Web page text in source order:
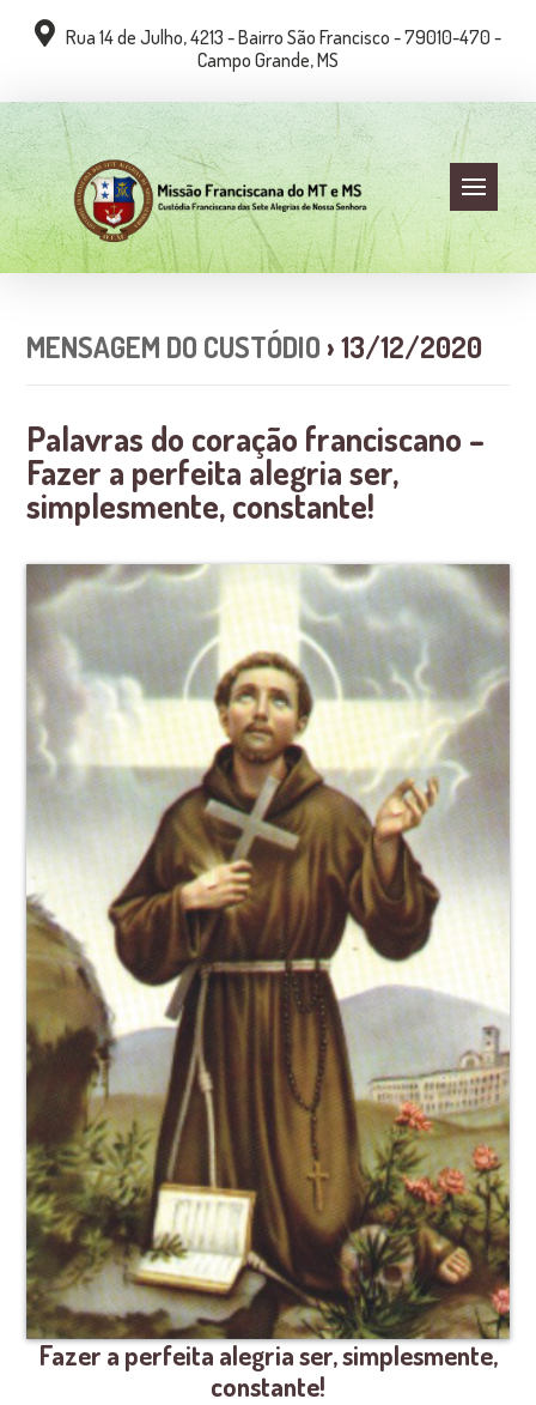
Rua 14 de Julho, 4213 - Bairro São Francisco - 79010-470 -
Campo Grande, MS
MENSAGEM DO CUSTÓDIO › 13/12/2020
Palavras do coração franciscano –
Fazer a perfeita alegria ser,
simplesmente, constante!
Fazer a perfeita alegria ser, simplesmente,
constante!